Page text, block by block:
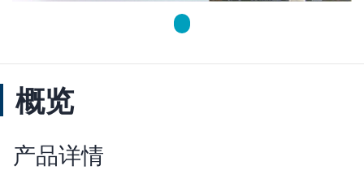
概览
产品详情